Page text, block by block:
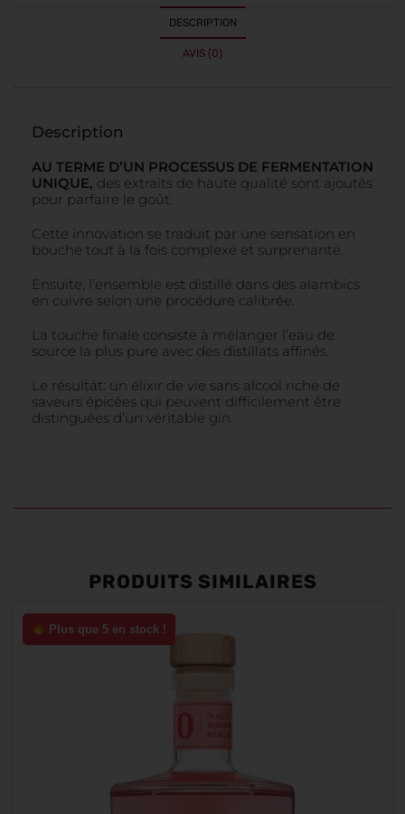
DESCRIPTION
AVIS (0)
Description
AU TERME D’UN PROCESSUS DE FERMENTATION
UNIQUE, des extraits de haute qualité sont ajoutés
pour parfaire le goût.
Cette innovation se traduit par une sensation en
bouche tout à la fois complexe et surprenante.
Ensuite, l’ensemble est distillé dans des alambics
en cuivre selon une procédure calibrée.
La touche finale consiste à mélanger l’eau de
source la plus pure avec des distillats affinés.
Le résultat: un élixir de vie sans alcool riche de
saveurs épicées qui peuvent difficilement être
distinguées d’un véritable gin.
PRODUITS SIMILAIRES
Plus que 5 en stock !